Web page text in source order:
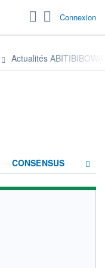
Connexion
Actualités
CONSENSUS